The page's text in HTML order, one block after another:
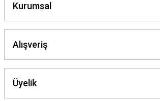
Kurumsal
Alışveriş
Üyelik